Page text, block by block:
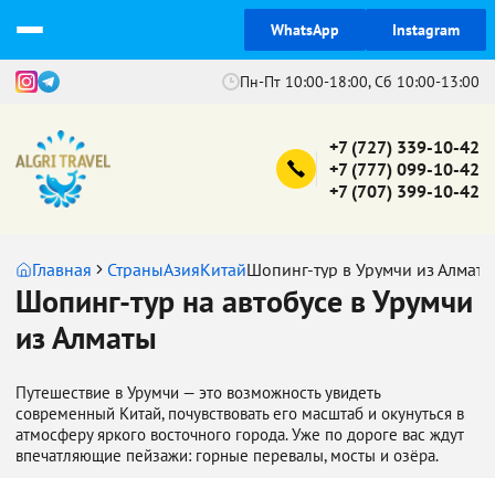
WhatsApp Instagram
Пн-Пт 10:00-18:00, Сб 10:00-13:00
+7 (727) 339-10-42
+7 (777) 099-10-42
+7 (707) 399-10-42
Главная СтраныАзияКитайШопинг-тур в Урумчи из Алматы
Шопинг-тур на автобусе в Урумчи
из Алматы
Путешествие в Урумчи — это возможность увидеть
современный Китай, почувствовать его масштаб и окунуться в
атмосферу яркого восточного города. Уже по дороге вас ждут
впечатляющие пейзажи: горные перевалы, мосты и озёра.